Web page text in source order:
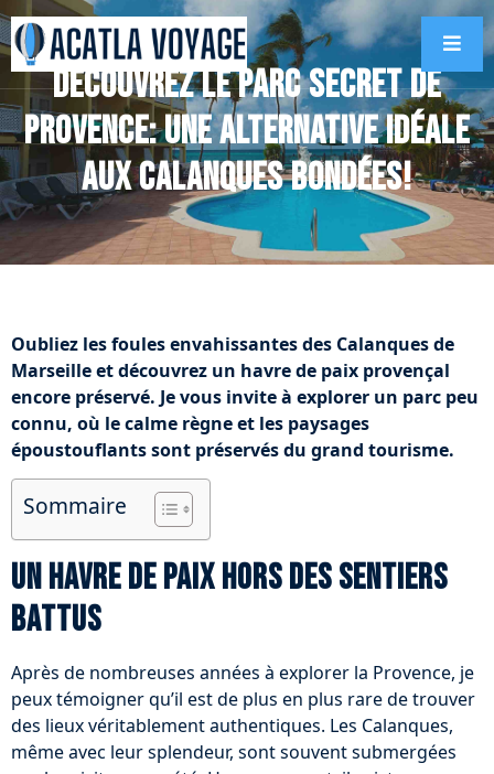
Découvrez le parc secret de
Provence: une alternative idéale
aux Calanques bondées!
Oubliez les foules envahissantes des Calanques de
Marseille et découvrez un havre de paix provençal
encore préservé. Je vous invite à explorer un parc peu
connu, où le calme règne et les paysages
époustouflants sont préservés du grand tourisme.
Sommaire
Un havre de paix hors des sentiers
battus
Après de nombreuses années à explorer la Provence, je
peux témoigner qu’il est de plus en plus rare de trouver
des lieux véritablement authentiques. Les Calanques,
même avec leur splendeur, sont souvent submergées